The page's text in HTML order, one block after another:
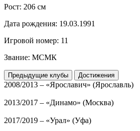
Рост: 206 см
Дата рождения: 19.03.1991
Игровой номер: 11
Звание: МСМК
Предыдущие клубы Достижения
2008/2013 – «Ярославич» (Ярославль)
2013/2017 – «Динамо» (Москва)
2017/2019 – «Урал» (Уфа)